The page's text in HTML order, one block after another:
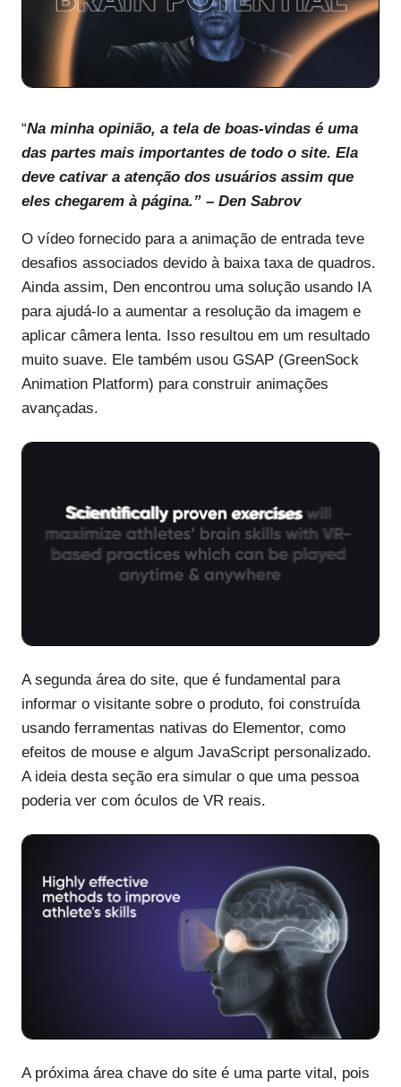
“Na minha opinião, a tela de boas-vindas é uma
das partes mais importantes de todo o site. Ela
deve cativar a atenção dos usuários assim que
eles chegarem à página.” – Den Sabrov
O vídeo fornecido para a animação de entrada teve
desafios associados devido à baixa taxa de quadros.
Ainda assim, Den encontrou uma solução usando IA
para ajudá-lo a aumentar a resolução da imagem e
aplicar câmera lenta. Isso resultou em um resultado
muito suave. Ele também usou GSAP (GreenSock
Animation Platform) para construir animações
avançadas.
A segunda área do site, que é fundamental para
informar o visitante sobre o produto, foi construída
usando ferramentas nativas do Elementor, como
efeitos de mouse e algum JavaScript personalizado.
A ideia desta seção era simular o que uma pessoa
poderia ver com óculos de VR reais.
A próxima área chave do site é uma parte vital, pois